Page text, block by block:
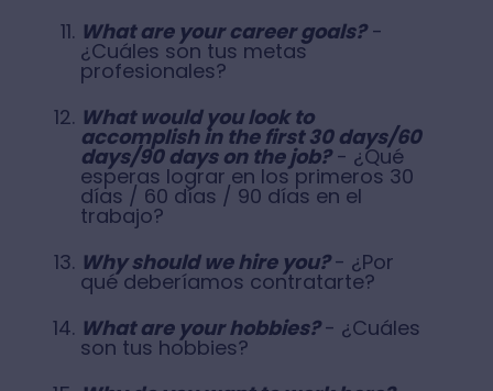
What are your career goals?-
¿Cuáles son tus metas
profesionales?
What would you look to
accomplish in the first 30 days/60
days/90 days on the job?- ¿Qué
esperas lograr en los primeros 30
días / 60 días / 90 días en el
trabajo?
Why should we hire you?- ¿Por
qué deberíamos contratarte?
What are your hobbies?- ¿Cuáles
son tus hobbies?